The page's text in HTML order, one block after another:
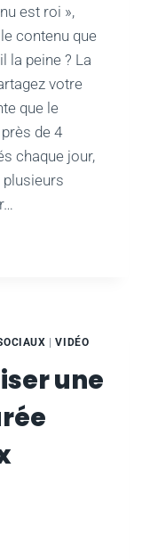
est roi »,
contenu que
la peine ? La
votre
que le
de 4
chaque jour,
|VIDÉO
une